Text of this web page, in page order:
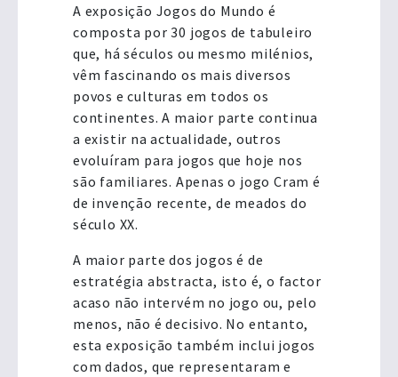
A exposição Jogos do Mundo é
composta por 30 jogos de tabuleiro
que, há séculos ou mesmo milénios,
vêm fascinando os mais diversos
povos e culturas em todos os
continentes. A maior parte continua
a existir na actualidade, outros
evoluíram para jogos que hoje nos
são familiares. Apenas o jogo Cram é
de invenção recente, de meados do
século XX.
A maior parte dos jogos é de
estratégia abstracta, isto é, o factor
acaso não intervém no jogo ou, pelo
menos, não é decisivo. No entanto,
esta exposição também inclui jogos
com dados, que representaram e